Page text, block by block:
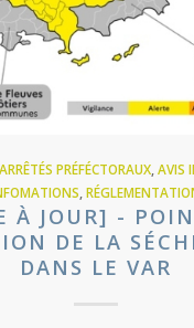
ARRÊTÉS PRÉFÉCTORAUX, AVIS
,
À JOUR] -
DE LA
DANS LE VAR